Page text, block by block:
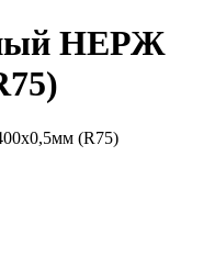
НЕРЖ